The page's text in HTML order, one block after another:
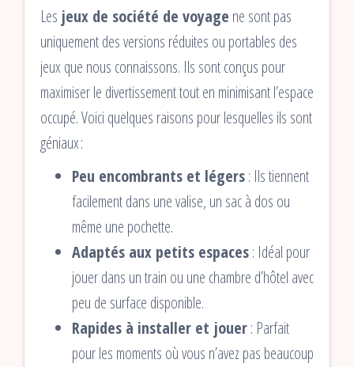
Les jeux de société de voyage ne sont pas
uniquement des versions réduites ou portables des
jeux que nous connaissons. Ils sont conçus pour
maximiser le divertissement tout en minimisant l’espace
occupé. Voici quelques raisons pour lesquelles ils sont
géniaux :
Peu encombrants et légers: Ils tiennent
facilement dans une valise, un sac à dos ou
même une pochette.
Adaptés aux petits espaces: Idéal pour
jouer dans un train ou une chambre d’hôtel avec
peu de surface disponible.
Rapides à installer et jouer: Parfait
pour les moments où vous n’avez pas beaucoup